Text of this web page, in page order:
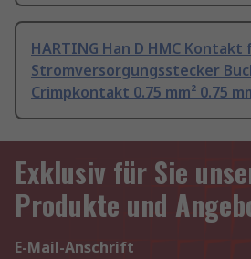
HARTING Han D HMC
Stromversorgungsstecker
Crimpkontakt 0.75 mm² 0.75
Exklusiv für Sie
Produkte und
E-Mail-Anschrift